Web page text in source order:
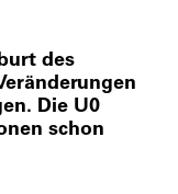
des
Die U0
schon